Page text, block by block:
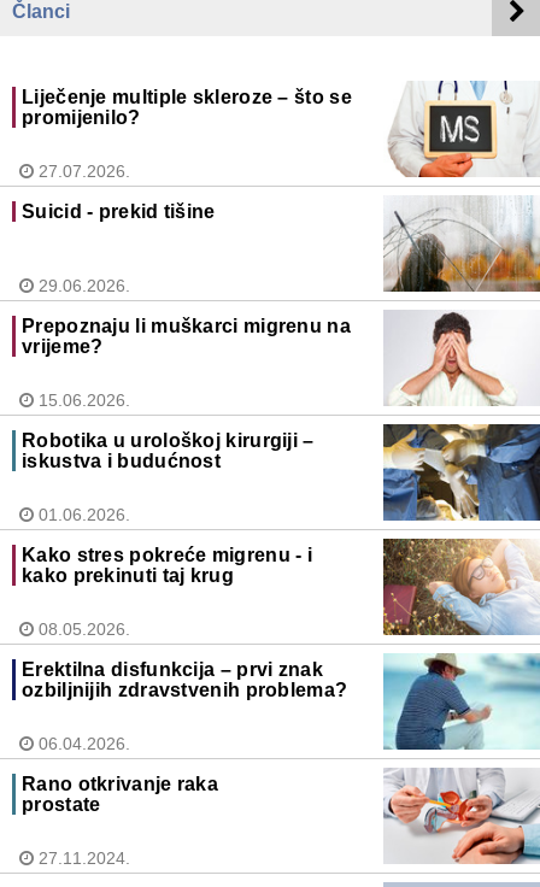
Članci
Liječenje multiple skleroze – što se
promijenilo?
27.07.2026.
Suicid - prekid tišine
29.06.2026.
Prepoznaju li muškarci migrenu na
vrijeme?
15.06.2026.
Robotika u urološkoj kirurgiji –
iskustva i budućnost
01.06.2026.
Kako stres pokreće migrenu - i
kako prekinuti taj krug
08.05.2026.
Erektilna disfunkcija – prvi znak
ozbiljnijih zdravstvenih problema?
06.04.2026.
Rano otkrivanje raka
prostate
27.11.2024.